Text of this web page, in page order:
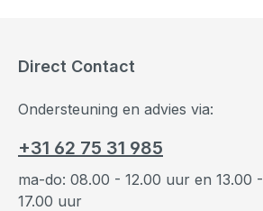
Direct Contact
Ondersteuning en advies via:
+31 62 75 31 985
ma-do: 08.00 - 12.00 uur en 13.00 -
17.00 uur